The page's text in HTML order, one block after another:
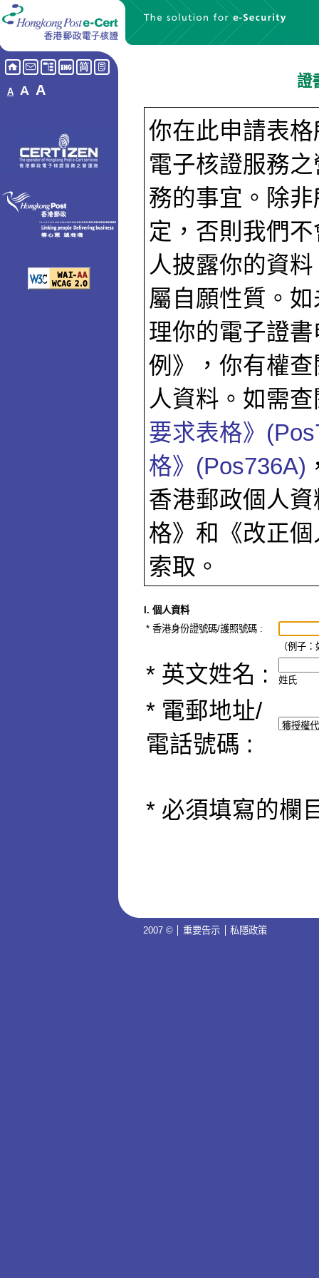
A A A 證
你在此申請表
電子核證服務
務的事宜。除
定，否則我們
人披露你的資
屬自願性質。
理你的電子證
例》，你有權
人資料。如需
要求表格》
格》(Pos736A)
香港郵政個人
格》和《改正
索取。
I. 個人資料
* 香港身份證號碼/護照號碼 :
（例子
* 英文姓名 : 姓氏
* 電郵地址/
電話號碼 :
* 必須填寫的欄
2007 © 重要告示 私隱政策